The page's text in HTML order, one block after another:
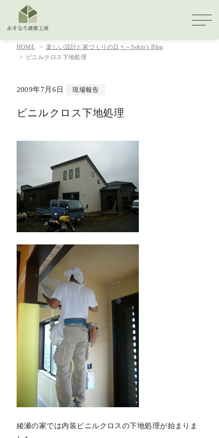
HOME
楽しい設計と家づくりの日々～Sekio's Blog
ビニルクロス下地処理
2009年7月6日 現場報告
ビニルクロス下地処理
綾瀬の家では内装ビニルクロスの下地処理が始まりま